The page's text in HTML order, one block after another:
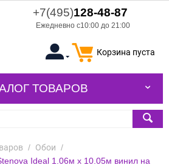
+7(495)128-48-87
Ежедневно с10:00 до 21:00
Корзина пуста
ТОВАРОВ
/ Обои /
Ideal 1.06м x 10.05м винил на